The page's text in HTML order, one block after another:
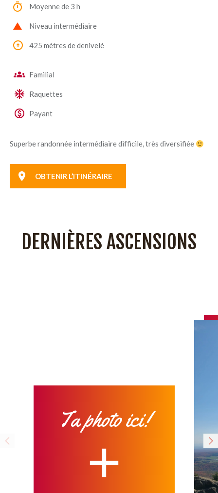
Moyenne de 3 h
Niveau intermédiaire
425 mètres de denivelé
Familial
Raquettes
Payant
Superbe randonnée intermédiaire difficile, très diversifiée
OBTENIR L’ITINÉRAIRE
DERNIÈRES ASCENSIONS
Ta photo ici!